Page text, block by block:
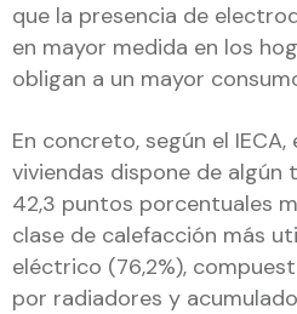
que la presencia de
en mayor medida en los
obligan a un mayor
En concreto, según el IECA,
viviendas dispone de algún
42,3 puntos porcentuales
clase de calefacción más
eléctrico (76,2%),
por radiadores y